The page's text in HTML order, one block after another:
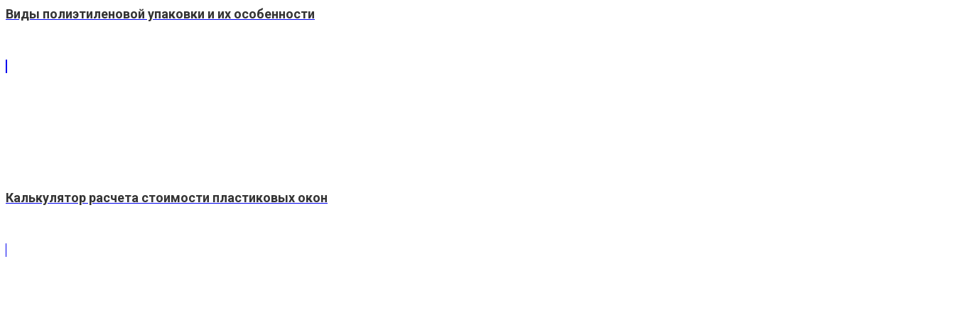
Виды полиэтиленовой упаковки и их особенности
Калькулятор расчета стоимости пластиковых окон